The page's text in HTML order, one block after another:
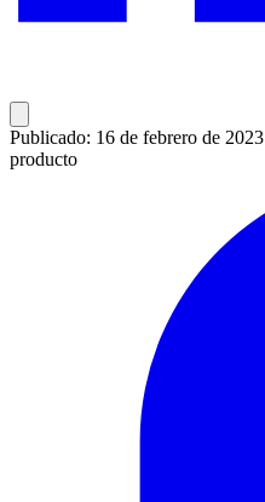
Publicado: 16 de febrero de 2023
producto